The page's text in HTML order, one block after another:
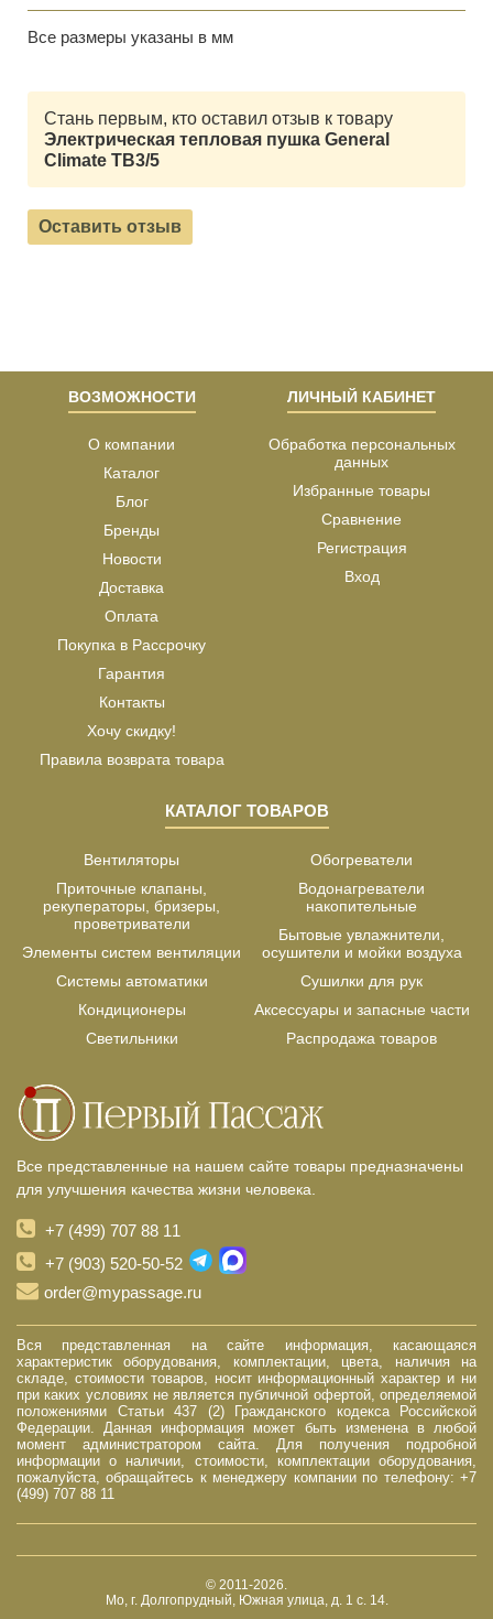
Все размеры указаны в мм
Стань первым, кто оставил отзыв к товару
Электрическая тепловая пушка General
Climate ТВ3/5
Оставить отзыв
ВОЗМОЖНОСТИ
О компании
Каталог
Блог
Бренды
Новости
Доставка
Оплата
Покупка в Рассрочку
Гарантия
Контакты
Хочу скидку!
Правила возврата товара
ЛИЧНЫЙ КАБИНЕТ
Обработка персональных
данных
Избранные товары
Сравнение
Регистрация
Вход
КАТАЛОГ ТОВАРОВ
Вентиляторы
Приточные клапаны,
рекуператоры, бризеры,
проветриватели
Элементы систем вентиляции
Системы автоматики
Кондиционеры
Светильники
Обогреватели
Водонагреватели
накопительные
Бытовые увлажнители,
осушители и мойки воздуха
Сушилки для рук
Аксессуары и запасные части
Распродажа товаров
Все представленные на нашем сайте товары предназначены
для улучшения качества жизни человека.
+7 (499) 707 88 11
+7 (903) 520-50-52
order@mypassage.ru
Вся представленная на сайте информация, касающаяся
характеристик оборудования, комплектации, цвета, наличия на
складе, стоимости товаров, носит информационный характер и ни
при каких условиях не является публичной офертой, определяемой
положениями Статьи 437 (2) Гражданского кодекса Российской
Федерации. Данная информация может быть изменена в любой
момент администратором сайта. Для получения подробной
информации о наличии, стоимости, комплектации оборудования,
пожалуйста, обращайтесь к менеджеру компании по телефону: +7
(499) 707 88 11
© 2011-2026.
Мо, г. Долгопрудный, Южная улица, д. 1 с. 14.